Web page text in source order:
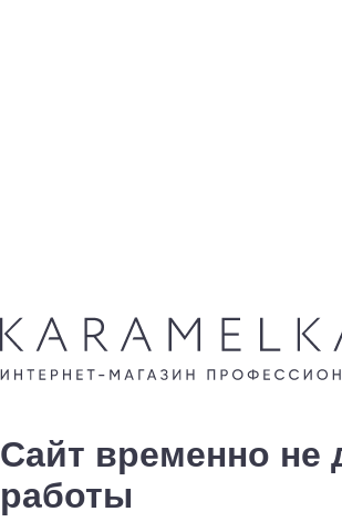
Сайт временно не
работы